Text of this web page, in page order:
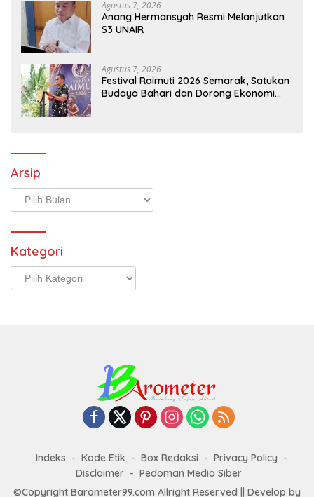
Agustus 7, 2026
Anang Hermansyah Resmi Melanjutkan
S3 UNAIR
Agustus 7, 2026
Festival Raimuti 2026 Semarak, Satukan
Budaya Bahari dan Dorong Ekonomi
Arsip
Arsip
Kategori
Kategori
Indeks Kode Etik Box Redaksi
Privacy Policy
Disclaimer
Pedoman Media Siber
©Copyright Barometer99.com Allright Reserved || Develop by